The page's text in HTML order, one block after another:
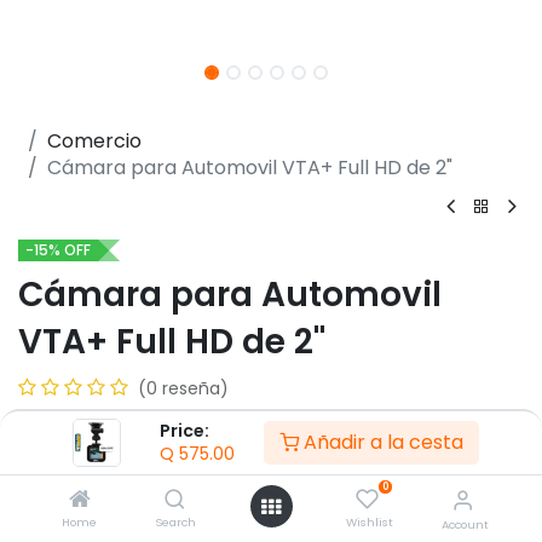
Price:
Q 575.00 Añadir a la cesta
Home Search
0
Wishlist Account
Comercio
Cámara para Automovil VTA+ Full HD de 2"
-15% OFF
Cámara para Automovil
VTA+ Full HD de 2"
(0 reseña)
- Resolución 1920x1080p
- Formato de grabación AVI / JPG
- 1 X Entrada USB C
- Frecuencia de 50Hz/60Hz
- Angulo de visión 140°